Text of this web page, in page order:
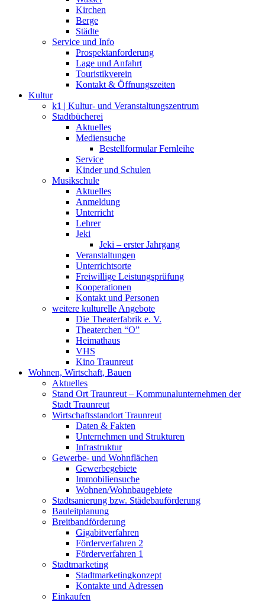
Kirchen
Berge
Städte
Service und Info
Prospektanforderung
Lage und Anfahrt
Touristikverein
Kontakt & Öffnungszeiten
Kultur
k1 | Kultur- und Veranstaltungszentrum
Stadtbücherei
Aktuelles
Mediensuche
Bestellformular Fernleihe
Service
Kinder und Schulen
Musikschule
Aktuelles
Anmeldung
Unterricht
Lehrer
Jeki
Jeki – erster Jahrgang
Veranstaltungen
Unterrichtsorte
Freiwillige Leistungsprüfung
Kooperationen
Kontakt und Personen
weitere kulturelle Angebote
Die Theaterfabrik e. V.
Theaterchen “O”
Heimathaus
VHS
Kino Traunreut
Wohnen, Wirtschaft, Bauen
Aktuelles
Stand Ort Traunreut – Kommunalunternehmen der
Stadt Traunreut
Wirtschaftsstandort Traunreut
Daten & Fakten
Unternehmen und Strukturen
Infrastruktur
Gewerbe- und Wohnflächen
Gewerbegebiete
Immobiliensuche
Wohnen/Wohnbaugebiete
Stadtsanierung bzw. Städebauförderung
Bauleitplanung
Breitbandförderung
Gigabitverfahren
Förderverfahren 2
Förderverfahren 1
Stadtmarketing
Stadtmarketingkonzept
Kontakte und Adressen
Einkaufen